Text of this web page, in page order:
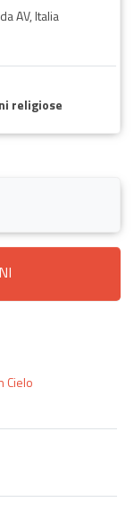
AV, Italia
religiose
Cielo